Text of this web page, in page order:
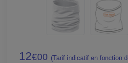
12€00 (Tarif indicatif en fonction